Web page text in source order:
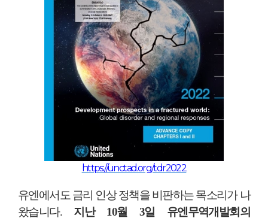
https://unctad.org/tdr2022
유엔에서도 금리 인상 정책을 비판하는 목소리가 나
왔습니다. 지난 10월 3일 유엔무역개발회의